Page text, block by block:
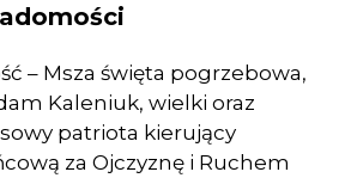
– Msza święta pogrzebowa,
Kaleniuk, wielki oraz
patriota kierujący
za Ojczyznę i Ruchem